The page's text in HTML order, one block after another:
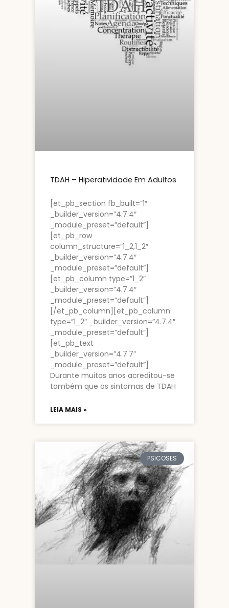
TDAH – Hiperatividade Em Adultos
[et_pb_section fb_built=”1″
_builder_version=”4.7.4″
_module_preset=”default”]
[et_pb_row
column_structure=”1_2,1_2″
_builder_version=”4.7.4″
_module_preset=”default”]
[et_pb_column type=”1_2″
_builder_version=”4.7.4″
_module_preset=”default”]
[/et_pb_column][et_pb_column
type=”1_2″ _builder_version=”4.7.4″
_module_preset=”default”]
[et_pb_text
_builder_version=”4.7.7″
_module_preset=”default”]
Durante muitos anos acreditou-se
também que os sintomas de TDAH
LEIA MAIS »
PSICOSES